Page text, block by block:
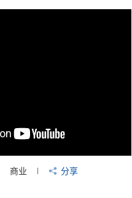
商业 分享